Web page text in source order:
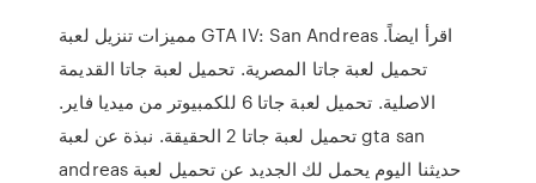
مميزات تنزيل لعبة GTA IV: San Andreas اقرأ ايضاً.
تحميل لعبة جاتا المصرية. تحميل لعبة جاتا القديمة
الاصلية. تحميل لعبة جاتا 6 للكمبيوتر من ميديا فاير.
تحميل لعبة جاتا 2 الحقيقة. نبذة عن لعبة gta san
andreas حديثنا اليوم يحمل لك الجديد عن تحميل لعبة